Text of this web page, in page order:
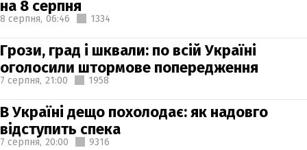
на 8 серпня
8 серпня, 06:46 1334
Грози, град і шквали: по всій Україні
оголосили штормове попередження
7 серпня, 21:00 1958
В Україні дещо похолодає: як надовго
відступить спека
7 серпня, 20:00 9316